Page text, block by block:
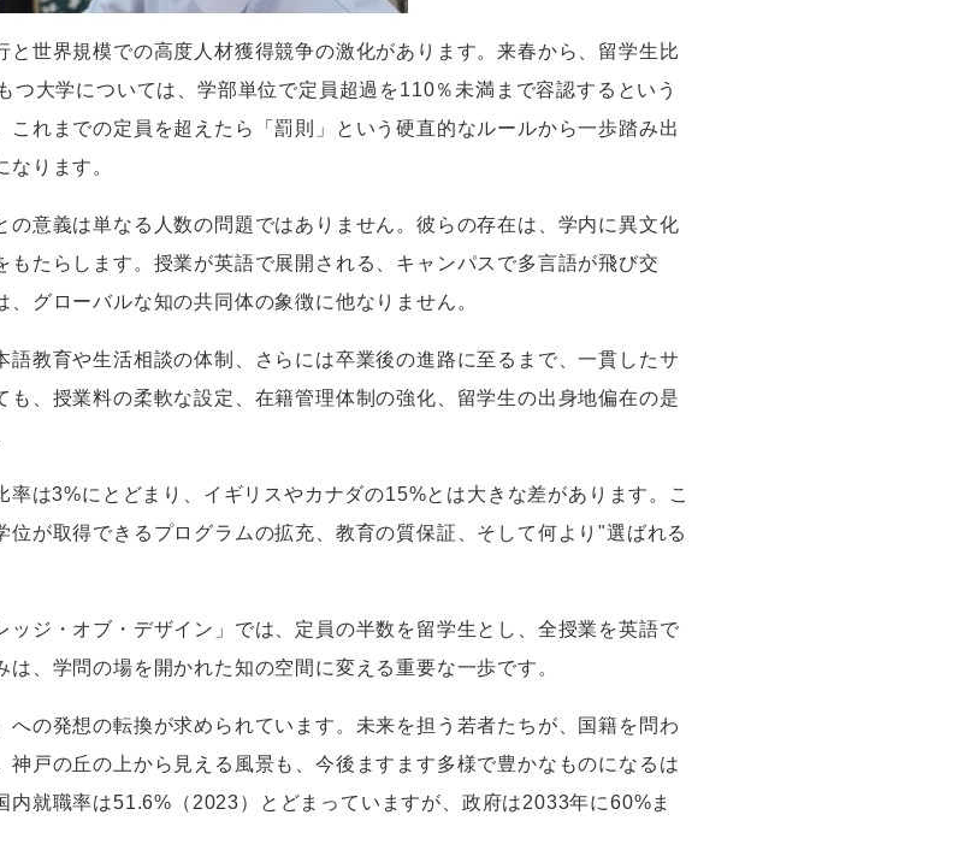
世界規模での高度人材獲得競争の激化があります。来春から、留学生比
つ大学については、学部単位で定員超過を110％未満まで容認するという
れまでの定員を超えたら「罰則」という硬直的なルールから一歩踏み出
ります。
意義は単なる人数の問題ではありません。彼らの存在は、学内に異文化
たらします。授業が英語で展開される、キャンパスで多言語が飛び交
グローバルな知の共同体の象徴に他なりません。
教育や生活相談の体制、さらには卒業後の進路に至るまで、一貫したサ
、授業料の柔軟な設定、在籍管理体制の強化、留学生の出身地偏在の是
率は3%にとどまり、イギリスやカナダの15%とは大きな差があります。こ
が取得できるプログラムの拡充、教育の質保証、そして何より"選ばれる
ジ・オブ・デザイン」では、定員の半数を留学生とし、全授業を英語で
、学問の場を開かれた知の空間に変える重要な一歩です。
の発想の転換が求められています。未来を担う若者たちが、国籍を問わ
戸の丘の上から見える風景も、今後ますます多様で豊かなものになるは
内就職率は51.6%（2023） とどまっていますが、政府は2033年に60%ま